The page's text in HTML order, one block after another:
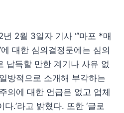
2월 3일자 기사 “’마포 *매
에 대한 심의결정문에는 심의
납득할 만한 계기나 사유 없
방적으로 소개해 부각하는
의에 대한 언급은 없고 업체
.’라고 밝혔다. 또한 ‘글로